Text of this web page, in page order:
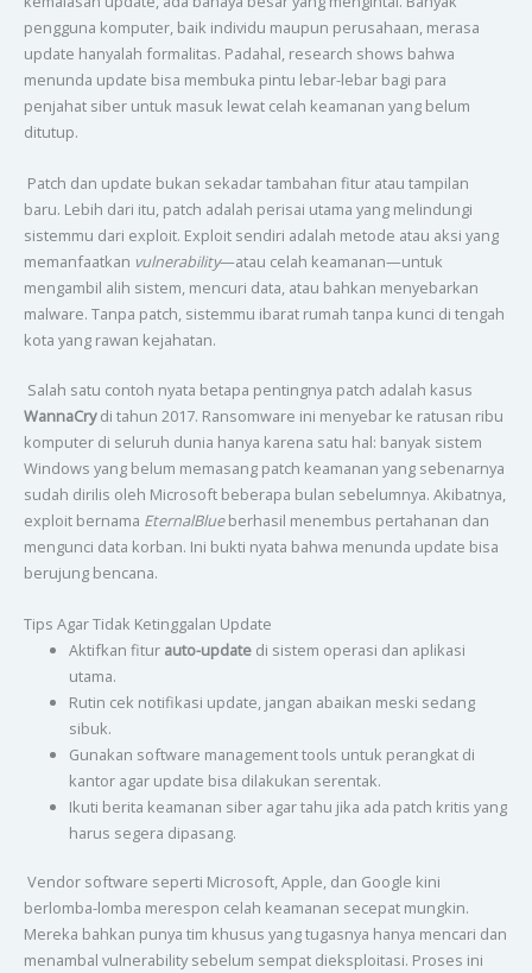
pengguna komputer, baik individu maupun perusahaan, merasa
update hanyalah formalitas. Padahal, research shows bahwa
menunda update bisa membuka pintu lebar-lebar bagi para
penjahat siber untuk masuk lewat celah keamanan yang belum
ditutup.
Patch dan update bukan sekadar tambahan fitur atau tampilan
baru. Lebih dari itu, patch adalah perisai utama yang melindungi
sistemmu dari exploit. Exploit sendiri adalah metode atau aksi yang
memanfaatkan vulnerability—atau celah keamanan—untuk
mengambil alih sistem, mencuri data, atau bahkan menyebarkan
malware. Tanpa patch, sistemmu ibarat rumah tanpa kunci di tengah
kota yang rawan kejahatan.
Salah satu contoh nyata betapa pentingnya patch adalah kasus
WannaCrydi tahun 2017. Ransomware ini menyebar ke ratusan ribu
komputer di seluruh dunia hanya karena satu hal: banyak sistem
Windows yang belum memasang patch keamanan yang sebenarnya
sudah dirilis oleh Microsoft beberapa bulan sebelumnya. Akibatnya,
exploit bernama EternalBlueberhasil menembus pertahanan dan
mengunci data korban. Ini bukti nyata bahwa menunda update bisa
berujung bencana.
Tips Agar Tidak Ketinggalan Update
Aktifkan fitur auto-updatedi sistem operasi dan aplikasi
utama.
Rutin cek notifikasi update, jangan abaikan meski sedang
sibuk.
Gunakan software management tools untuk perangkat di
kantor agar update bisa dilakukan serentak.
Ikuti berita keamanan siber agar tahu jika ada patch kritis yang
harus segera dipasang.
Vendor software seperti Microsoft, Apple, dan Google kini
berlomba-lomba merespon celah keamanan secepat mungkin.
Mereka bahkan punya tim khusus yang tugasnya hanya mencari dan
menambal vulnerability sebelum sempat dieksploitasi. Proses ini